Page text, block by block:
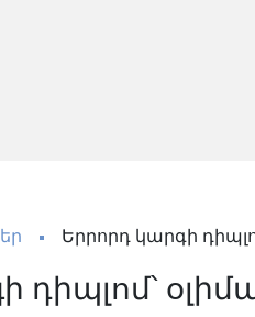
Երրորդ կարգի
դիպլոմ՝